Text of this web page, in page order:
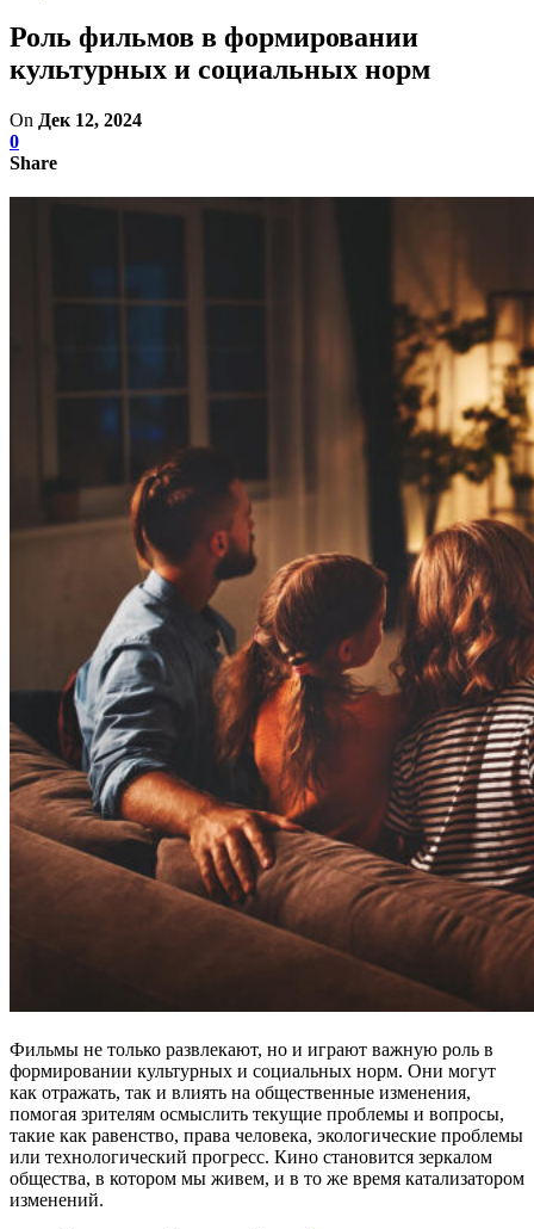
Роль фильмов в формировании
культурных и социальных норм
On Дек 12, 2024
0
Share
Фильмы не только развлекают, но и играют важную роль в
формировании культурных и социальных норм. Они могут
как отражать, так и влиять на общественные изменения,
помогая зрителям осмыслить текущие проблемы и вопросы,
такие как равенство, права человека, экологические проблемы
или технологический прогресс. Кино становится зеркалом
общества, в котором мы живем, и в то же время катализатором
изменений.